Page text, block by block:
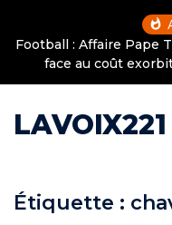
Football : Affaire Pape
face au coût
LAVOIX221
Étiquette :